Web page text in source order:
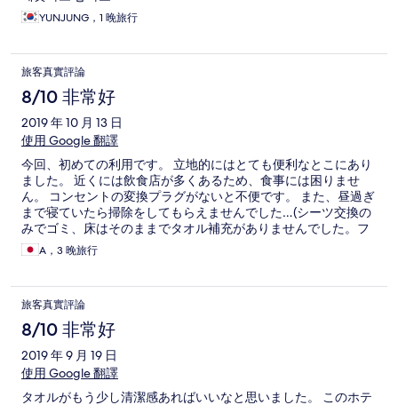
YUNJUNG，1 晚旅行
旅客真實評論
8/10 非常好
2019 年 10 月 13 日
使用 Google 翻譯
今回、初めての利用です。 立地的にはとても便利なとこにあり
ました。 近くには飲食店が多くあるため、食事には困りませ
ん。 コンセントの変換プラグがないと不便です。 また、昼過ぎ
まで寝ていたら掃除をしてもらえませんでした…(シーツ交換の
みでゴミ、床はそのままでタオル補充がありませんでした。フ
ロントに行ってタオルは貰いました) 初日は掃除の途中で忘れて
しまったのか、冷蔵庫が開けっ放しになっていて床は水浸し、
があいており、蚊がとても多くてスプレーがあるもののあんま
り効果がないのか…2人とも蚊に刺されて真っ赤になりました。
A，3 晚旅行
旅客真實評論
8/10 非常好
2019 年 9 月 19 日
使用 Google 翻譯
タオルがもう少し清潔感あればいいなと思いました。 このホテ